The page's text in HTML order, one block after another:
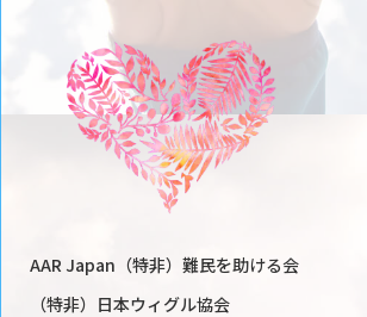
AAR Japan（特非）難民を助ける会
（特非）日本ウィグル協会